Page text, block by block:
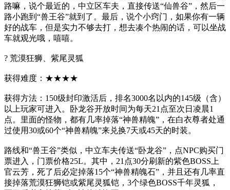
路嘛，说个最近的，中立区车夫，直接传送“仙兽谷”，然后一
路小跑到“兽王谷”就到了。最后，说个小窍门，如果你有一辆
好的战车，但是实力不够去打，想去凑个热闹的话，可以坐战
车就观光哦，嘻嘻。
? 荒漠狂狮、紫尾灵狐
获得难度：★★★★
获得方法：150级封印激活后，排名3000名以内的145级（含）
以上玩家可进入。卧龙谷开放时间为每天21点至次日凌晨1
点。里面的怪物，都有几率掉落“神兽精魄”，在白衣尊者处通
过使用30或60个“神兽精魄”来兑换7天或45天的时装。
路线和“兽王谷”类似，中立车夫传送“卧龙谷”，点NPC购买门
票进入，门票价格25L。其中，21点30分刷新的紫色BOSS上
官云芳，死了后必定掉落15个“神兽精魄石”，并且还有几率直
接掉落荒漠狂狮铠或紫尾灵狐铠，3个绿色BOSS千年灵狐，